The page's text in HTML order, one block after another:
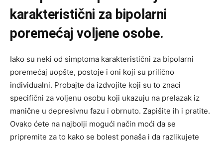
karakteristični za bipolarni
poremećaj voljene osobe.
Iako su neki od simptoma karakteristični za bipolarni
poremećaj uopšte, postoje i oni koji su prilično
individualni. Probajte da izdvojite koji su to znaci
specifični za voljenu osobu koji ukazuju na prelazak iz
manične u depresivnu fazu i obrnuto. Zapišite ih i pratite.
Ovako ćete na najbolji mogući način moći da se
pripremite za to kako se bolest ponaša i da razlikujete